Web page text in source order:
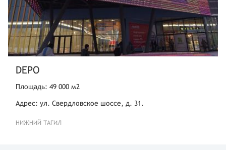
DEPO
Площадь: 49 000 м2
Адрес: ул. Свердловское шоссе, д. 31.
НИЖНИЙ ТАГИЛ